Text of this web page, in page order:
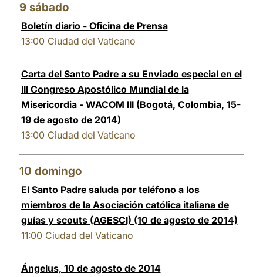
9 sábado
Boletín diario - Oficina de Prensa
13:00 Ciudad del Vaticano
Carta del Santo Padre a su Enviado especial en el
III Congreso Apostólico Mundial de la
Misericordia - WACOM III (Bogotá, Colombia, 15-
19 de agosto de 2014)
13:00 Ciudad del Vaticano
10 domingo
El Santo Padre saluda por teléfono a los
miembros de la Asociación católica italiana de
guías y scouts (AGESCI) (10 de agosto de 2014)
11:00 Ciudad del Vaticano
Ángelus, 10 de agosto de 2014